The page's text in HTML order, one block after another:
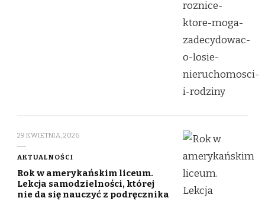
29 KWIETNIA, 2026
AKTUALNOŚCI
Rok w amerykańskim liceum.
Lekcja samodzielności, której
nie da się nauczyć z podręcznika